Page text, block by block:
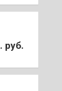
руб.